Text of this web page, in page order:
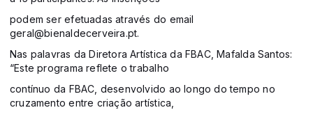
podem ser efetuadas através do email
geral@bienaldecerveira.pt.
Nas palavras da Diretora Artística da FBAC, Mafalda Santos:
“Este programa reflete o trabalho
contínuo da FBAC, desenvolvido ao longo do tempo no
cruzamento entre criação artística,